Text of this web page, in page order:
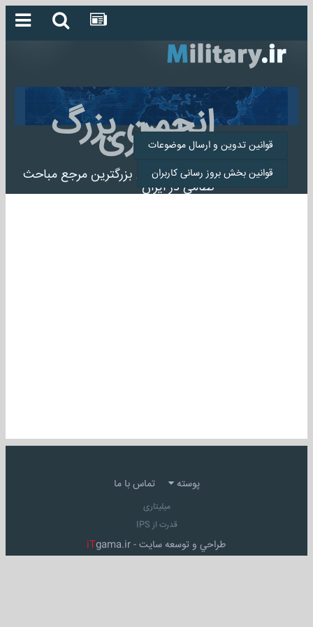
انجمن بزرگ
میلیتاری
انجمن میلیتاری بزرگترین مرجع مباحث
نظامی در ایران
قوانین تدوین و ارسال موضوعات
قوانین بخش بروز رسانی کاربران
پوسته تماس با ما
میلیتاری
قدرت از IPS
طراحي و توسعه سايت - iTgama.ir